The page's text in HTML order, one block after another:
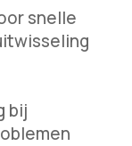
snelle
bij